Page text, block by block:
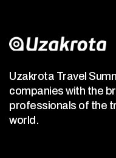
Uzakrota Travel
companies with the
professionals of the
world.